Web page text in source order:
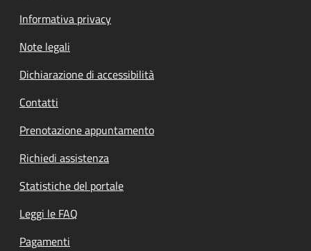
Informativa privacy
Note legali
Dichiarazione di accessibilità
Contatti
Prenotazione appuntamento
Richiedi assistenza
Statistiche del portale
Leggi le FAQ
Pagamenti